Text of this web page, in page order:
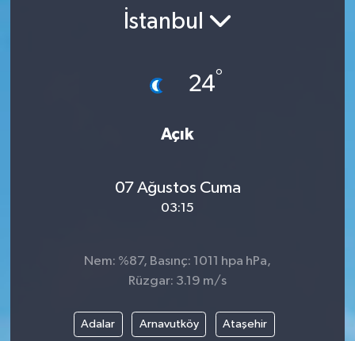
İstanbul
24°
Açık
07 Ağustos Cuma
03:15
Nem: %87, Basınç: 1011 hpa hPa,
Rüzgar: 3.19 m/s
Adalar Arnavutköy Ataşehir